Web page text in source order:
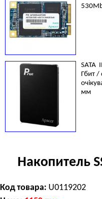
SATA
Гбит /
мм
Накопитель
Код товара: U0119202